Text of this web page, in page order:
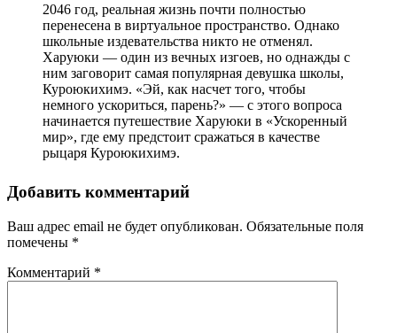
2046 год, реальная жизнь почти полностью
перенесена в виртуальное пространство. Однако
школьные издевательства никто не отменял.
Харуюки — один из вечных изгоев, но однажды с
ним заговорит самая популярная девушка школы,
Куроюкихимэ. «Эй, как насчет того, чтобы
немного ускориться, парень?» — с этого вопроса
начинается путешествие Харуюки в «Ускоренный
мир», где ему предстоит сражаться в качестве
рыцаря Куроюкихимэ.
Добавить комментарий
Ваш адрес email не будет опубликован. Обязательные поля
помечены *
Комментарий *